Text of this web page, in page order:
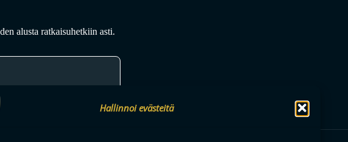
Hallinnoi evästeitä
alusta ratkaisuhetkiin asti.